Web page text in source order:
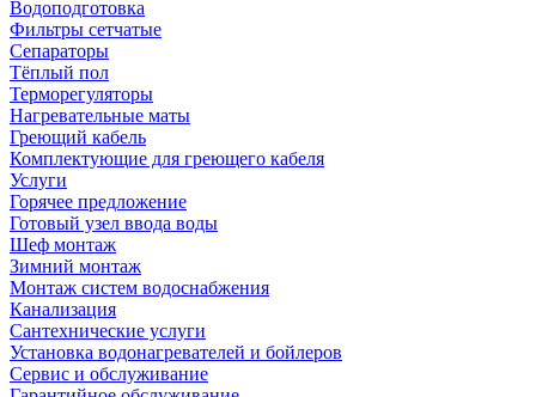
Водоподготовка
Фильтры сетчатые
Сепараторы
Тёплый пол
Терморегуляторы
Нагревательные маты
Греющий кабель
Комплектующие для греющего кабеля
Услуги
Горячее предложение
Готовый узел ввода воды
Шеф монтаж
Зимний монтаж
Монтаж систем водоснабжения
Канализация
Сантехнические услуги
Установка водонагревателей и бойлеров
Сервис и обслуживание